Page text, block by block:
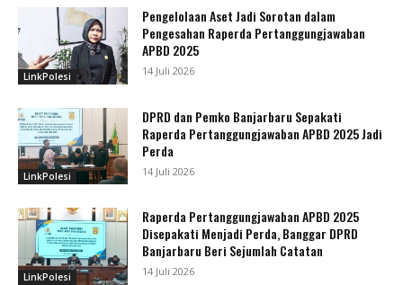
LinkPolesi
Pengelolaan Aset Jadi Sorotan dalam
Pengesahan Raperda Pertanggungjawaban
APBD 2025
14 Juli 2026
LinkPolesi
DPRD dan Pemko Banjarbaru Sepakati
Raperda Pertanggungjawaban APBD 2025 Jadi
Perda
14 Juli 2026
LinkPolesi
Raperda Pertanggungjawaban APBD 2025
Disepakati Menjadi Perda, Banggar DPRD
Banjarbaru Beri Sejumlah Catatan
14 Juli 2026